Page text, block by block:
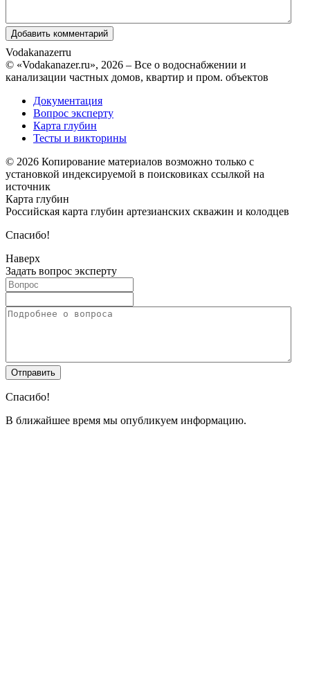
Vodakanazerru
© «Vodakanazer.ru», 2026 – Все о водоснабжении и
канализации частных домов, квартир и пром. объектов
Документация
Вопрос эксперту
Карта глубин
Тесты и викторины
© 2026 Копирование материалов возможно только с
установкой индексируемой в поисковиках ссылкой на
источник
Карта глубин
Российская карта глубин артезианских скважин и колодцев
Спасибо!
Наверх
Задать вопрос эксперту
Спасибо!
В ближайшее время мы опубликуем информацию.